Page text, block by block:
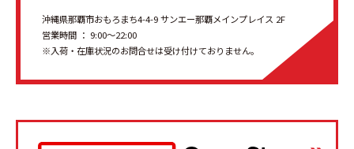
沖縄県那覇市おもろまち4-4-9 サンエー那覇メインプレイス 2F
営業時間 ： 9:00～22:00
※入荷・在庫状況のお問合せは受け付けておりません。